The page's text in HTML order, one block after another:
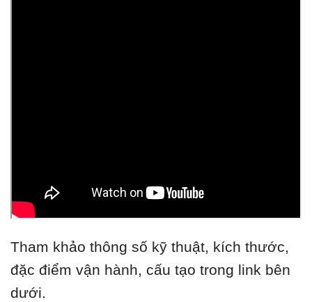
Tham khảo thông số kỹ thuật, kích thước,
đặc điểm vận hành, cấu tạo trong link bên
dưới.